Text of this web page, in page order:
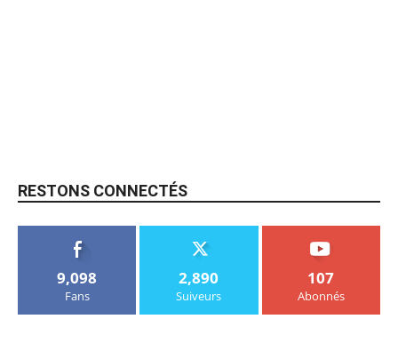
RESTONS CONNECTÉS
9,098
Fans
2,890
Suiveurs
107
Abonnés